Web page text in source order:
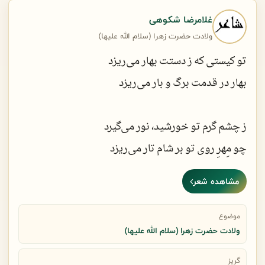
عالمه، علیمه، عُلیا
صل الله علی الزهرا
تا نسیم رحمت تو می‌وزه
هرکسی میخواد بهشتو حس کنه
عطر چادر تو رو بو می‌کنه
وقتی که خدا، خاکت رو سرشت
اسمت رو نوشت، رو در بهشت
غلامرضا شکوهی
ولادت حضرت زهرا (سلام الله علیها)
تو کیستی که ز دستت بهار می‌ریزد
بهار در قدمت برگ و بار می‌ریزد
ز چشم گرم تو خورشید، نور می‌گیرد
چو مِهرِ روی تو بر شام تار می‌ریزد
به زیر پای تو، ای یاس گلشن یاسین
نسیم عشق، گل انتظار می‌ریزد
چو عطر آمدنت را به سینه می‌کارند،
مشاهده شعر
موضوع
ولادت حضرت زهرا (سلام الله علیها)
گریز